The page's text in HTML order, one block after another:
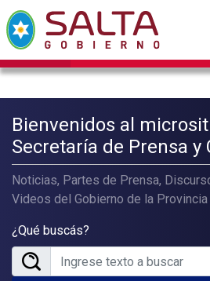
Bienvenidos al
Secretaría de Prensa y
Noticias, Partes de Prensa,
Videos del Gobierno de la Provincia
¿Qué buscás?